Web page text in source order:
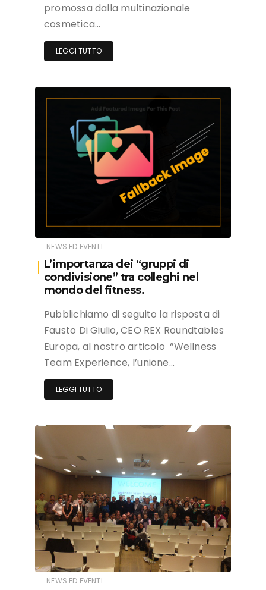
promossa dalla multinazionale
cosmetica…
LEGGI TUTTO
NEWS ED EVENTI
L’importanza dei “gruppi di
condivisione” tra colleghi nel
mondo del fitness.
Pubblichiamo di seguito la risposta di
Fausto Di Giulio, CEO REX Roundtables
Europa, al nostro articolo “Wellness
Team Experience, l’unione…
LEGGI TUTTO
NEWS ED EVENTI